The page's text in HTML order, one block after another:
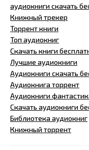
аудиокниги скачать
Книжный трекер
Торрент книги
Топ аудиокниг
Скачать книги
Лучшие аудиокниги
Аудиокниги скачать
Аудиокнига торрент
Аудиокниги
Скачать аудиокниги
Библиотека аудиокниг
Книжный торрент